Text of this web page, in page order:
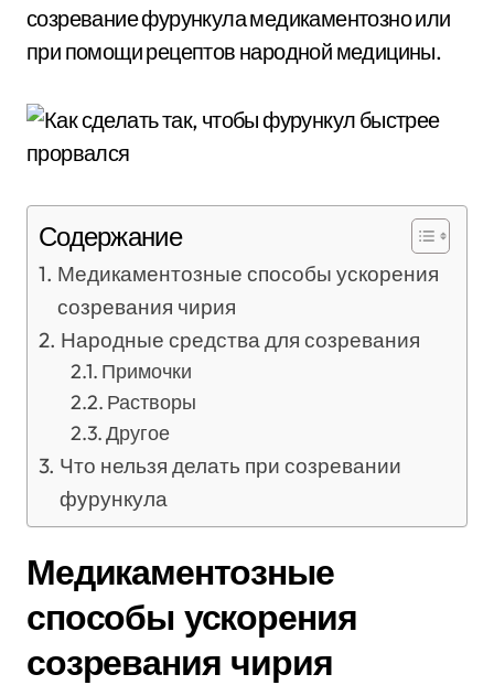
созревание фурункула медикаментозно или
при помощи рецептов народной медицины.
Содержание
Медикаментозные способы ускорения
созревания чирия
Народные средства для созревания
Примочки
Растворы
Другое
Что нельзя делать при созревании
фурункула
Медикаментозные
способы ускорения
созревания чирия